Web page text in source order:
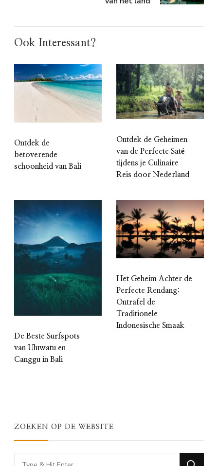
Ook Interessant?
Ontdek de
betoverende
schoonheid van Bali
Ontdek de Geheimen
van de Perfecte Saté
tijdens je Culinaire
Reis door Nederland
De Beste Surfspots
van Uluwatu en
Canggu in Bali
Het Geheim Achter de
Perfecte Rendang:
Ontrafel de
Traditionele
Indonesische Smaak
ZOEKEN OP DE WEBSITE
Looking